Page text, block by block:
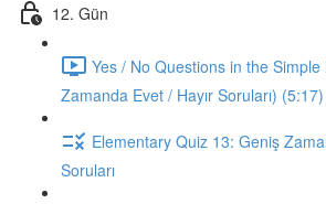
12. Gün
Yes / No Questions in the
Zamanda Evet / Hayır Soruları) (5:17)
Elementary Quiz 13: Geniş
Soruları